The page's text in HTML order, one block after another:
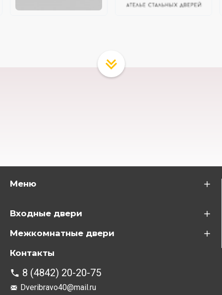
Меню
Входные двери
Межкомнатные двери
Контакты
8 (4842) 20-20-75
Dveribravo40@mail.ru